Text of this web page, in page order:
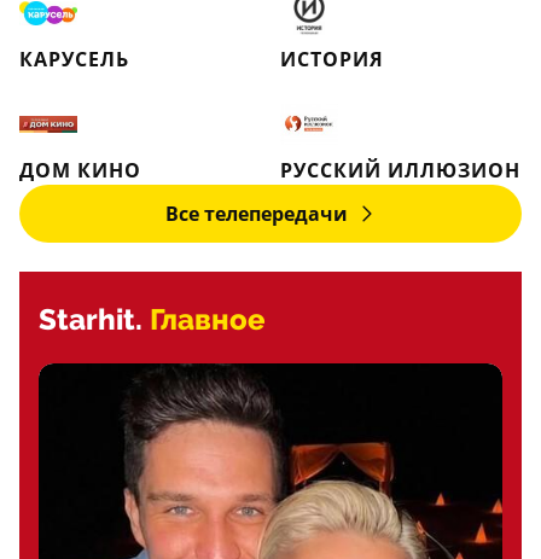
КАРУСЕЛЬ ИСТОРИЯ
ДОМ КИНО
РУССКИЙ ИЛЛЮЗИОН
Все телепередачи
Starhit. Главное